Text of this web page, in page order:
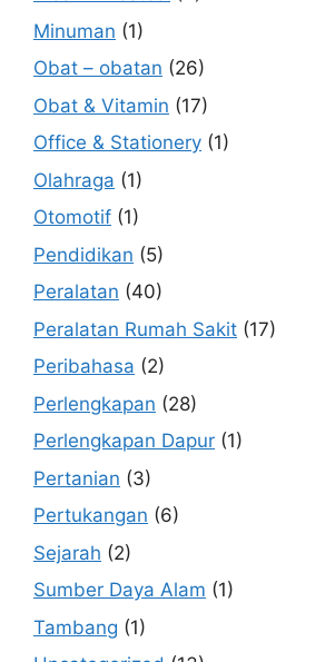
Minuman (1)
Obat – obatan (26)
Obat & Vitamin (17)
Office & Stationery (1)
Olahraga (1)
Otomotif (1)
Pendidikan (5)
Peralatan (40)
Peralatan Rumah Sakit (17)
Peribahasa (2)
Perlengkapan (28)
Perlengkapan Dapur (1)
Pertanian (3)
Pertukangan (6)
Sejarah (2)
Sumber Daya Alam (1)
Tambang (1)